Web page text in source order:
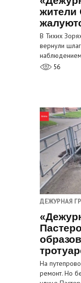
жители
В Тихих
вернули
56
ДЕЖУРНАЯ
На
ремонт. Но